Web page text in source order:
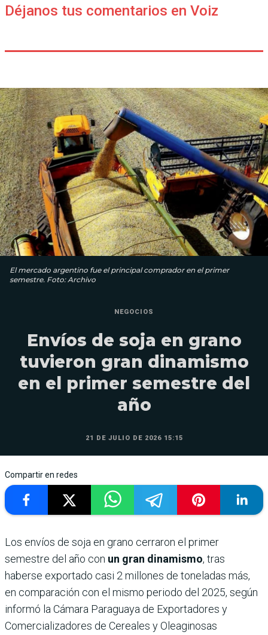
Déjanos tus comentarios en Voiz
El mercado argentino fue el principal comprador en el primer
semestre. Foto: Archivo
NEGOCIOS
Envíos de soja en grano
tuvieron gran dinamismo
en el primer semestre del
año
21 DE JULIO DE 2026 15:15
Compartir en redes
Los envíos de soja en grano cerraron el primer
semestre del año con un gran dinamismo, tras
haberse exportado casi 2 millones de toneladas más,
en comparación con el mismo periodo del 2025, según
informó la Cámara Paraguaya de Exportadores y
Comercializadores de Cereales y Oleaginosas